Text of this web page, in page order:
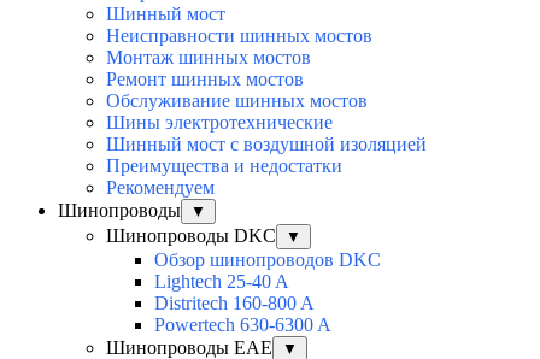
Шинный мост
Неисправности шинных мостов
Монтаж шинных мостов
Ремонт шинных мостов
Обслуживание шинных мостов
Шины электротехнические
Шинный мост с воздушной изоляцией
Преимущества и недостатки
Рекомендуем
Шинопроводы
▼
Шинопроводы DKC ▼
Обзор шинопроводов DKC
Lightech 25-40 A
Distritech 160-800 A
Powertech 630-6300 A
Шинопроводы EAE
▼